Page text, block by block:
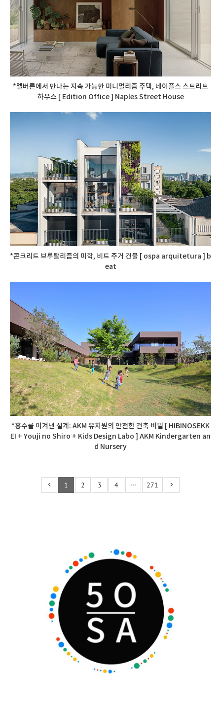
*멜버른에서 만나는 지속 가능한 미니멀리즘 주택, 네이플스 스트리트
하우스 [ Edition Office ] Naples Street House
*콘크리트 브루탈리즘의 미학, 비트 주거 건물 [ ospa arquitetura ] b
eat
*홍수를 이겨낸 설계: AKM 유치원의 안전한 건축 비밀 [ HIBINOSEKK
EI + Youji no Shiro + Kids Design Labo ] AKM Kindergarten an
d Nursery
1 2 3 4 ··· 271